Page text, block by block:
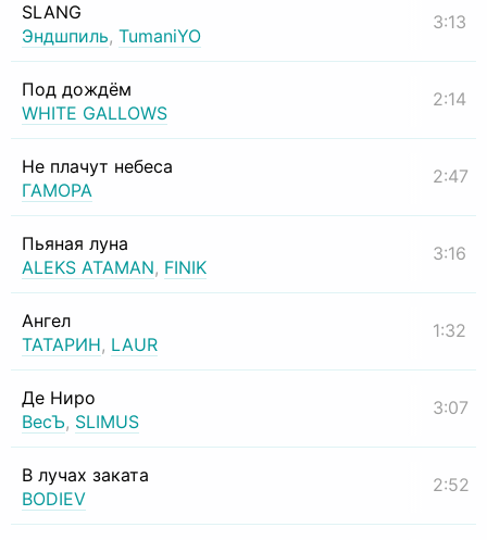
SLANG
Эндшпиль, TumaniYO
3:13
Под дождём
WHITE GALLOWS
2:14
Не плачут небеса
ГАМОРА
2:47
Пьяная луна
ALEKS ATAMAN, FINIK
3:16
Ангел
ТАТАРИН, LAUR
1:32
Де Ниро
ВесЪ, SLIMUS
3:07
В лучах заката
BODIEV
2:52